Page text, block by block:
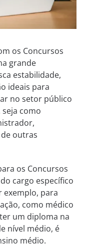
os Concursos
grande
estabilidade,
ideais para
no setor público
como
outras
os Concursos
cargo específico
exemplo, para
como médico
um diploma na
nível médio, é
médio.